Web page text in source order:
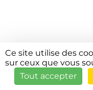
Ce site utilise des
sur ceux que vous
Tout accepter